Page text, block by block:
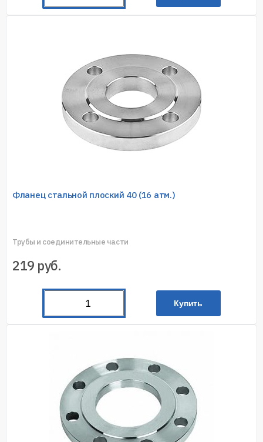
Фланец стальной плоский 40 (16 атм.)
Трубы и соединительные части
219 руб.
Купить